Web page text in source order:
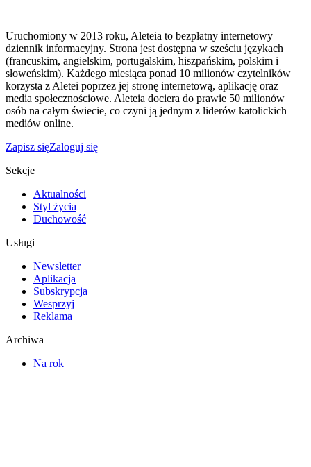
Uruchomiony w 2013 roku, Aleteia to bezpłatny internetowy
dziennik informacyjny. Strona jest dostępna w sześciu językach
(francuskim, angielskim, portugalskim, hiszpańskim, polskim i
słoweńskim). Każdego miesiąca ponad 10 milionów czytelników
korzysta z Aletei poprzez jej stronę internetową, aplikację oraz
media społecznościowe. Aleteia dociera do prawie 50 milionów
osób na całym świecie, co czyni ją jednym z liderów katolickich
mediów online.
Zapisz sięZaloguj się
Sekcje
Aktualności
Styl życia
Duchowość
Usługi
Newsletter
Aplikacja
Subskrypcja
Wesprzyj
Reklama
Archiwa
Na rok